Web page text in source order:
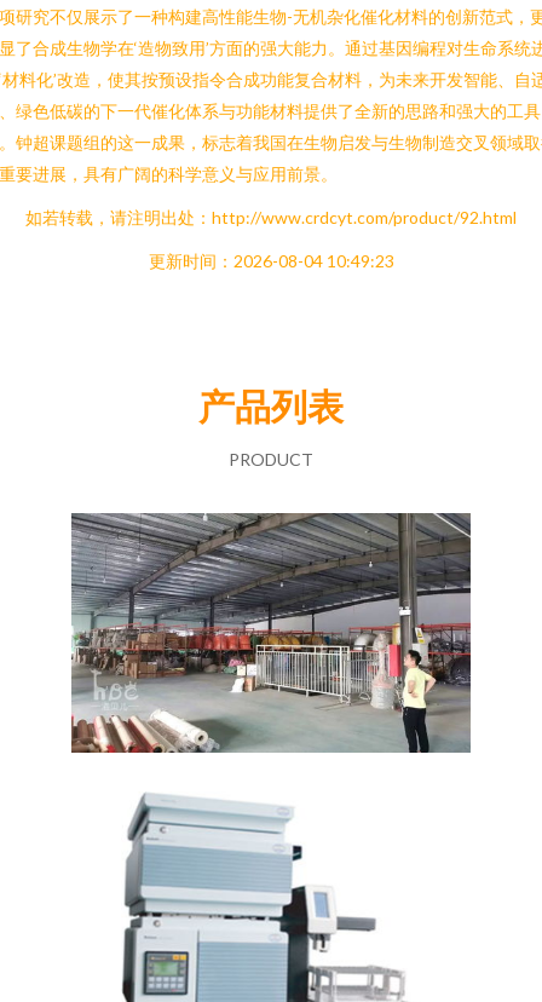
研究不仅展示了一种构建高性能生物-无机杂化催化材料的创新范式，
了合成生物学在‘造物致用’方面的强大能力。通过基因编程对生命系统
材料化’改造，使其按预设指令合成功能复合材料，为未来开发智能、自
绿色低碳的下一代催化体系与功能材料提供了全新的思路和强大的工具
钟超课题组的这一成果，标志着我国在生物启发与生物制造交叉领域
要进展，具有广阔的科学意义与应用前景。
如若转载，请注明出处：http://www.crdcyt.com/product/92.html
更新时间：2026-08-04 10:49:23
产品列表
PRODUCT